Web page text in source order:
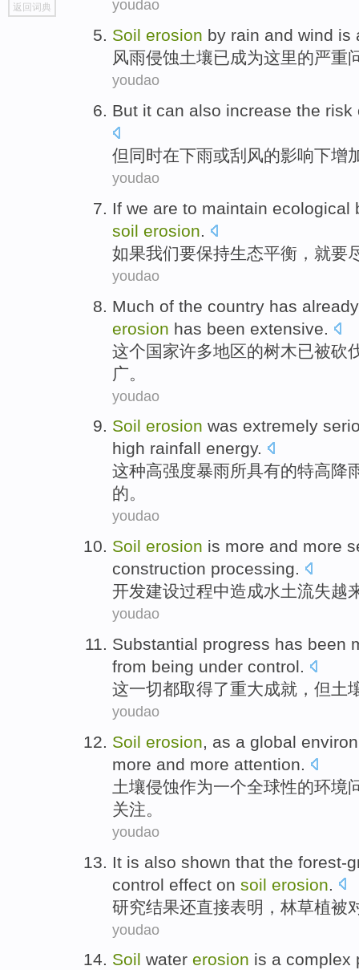
top
返回词典 youdao
Soil erosion by rain and wind is
风雨侵蚀土壤已成为这里的严重
youdao
But it can also increase the risk
但 同时在下雨或刮风的影响下增
youdao
If we are to maintain ecological
soil erosion.
如果我们要保持生态平衡 ， 就要
youdao
Much of the country has already
erosion has been extensive
这个国家许多地区的树木已被砍
广。
youdao
Soil erosion was extremely
high rainfall energy.
这种高强度暴雨所具有的特高降
的。
youdao
Soil erosion is more and more
construction processing.
开发建设过程中造成水土流失越
youdao
Substantial progress has been
from being under control.
这一切都取得了重大成就 ， 但土
youdao
Soil erosion, as a global
more and more attention.
土壤侵蚀作为一个全球性的环境
关注。
youdao
It is also shown that the forest-
control effect on soil erosion
研究结果还直接表明， 林草植被
youdao
Soil water erosion is a complex